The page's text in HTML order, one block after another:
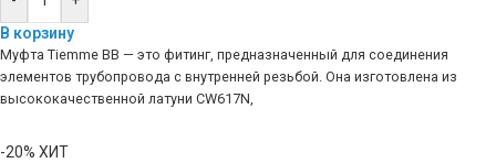
В корзину
Муфта Tiemme ВВ — это фитинг, предназначенный для соединения
элементов трубопровода с внутренней резьбой. Она изготовлена из
высококачественной латуни CW617N,
-20% ХИТ